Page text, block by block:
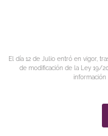
El día 12 de Julio entró en vigor,
de modificación de la Ley 19/
información